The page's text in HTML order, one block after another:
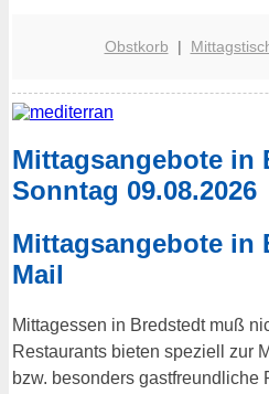
Obstkorb |
Mittagsangebote in
Sonntag 09.08.2026
Mittagsangebote in
Mail
Mittagessen in Bredstedt muß
Restaurants bieten speziell zur
bzw. besonders gastfreundliche